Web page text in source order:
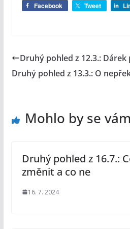
Facebook Tweet
Druhý pohled z 12.3.: Dárek
Druhý pohled z 13.3.: O
Mohlo by se
Druhý pohled z 16.7.:
změnit a co ne
16. 7. 2024